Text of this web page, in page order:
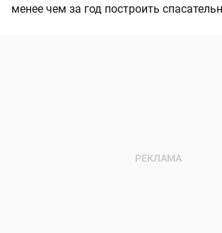
менее чем за год построить